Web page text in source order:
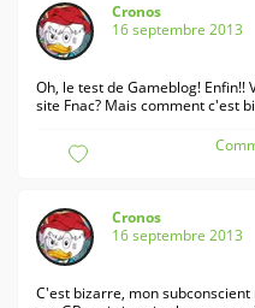
Cronos
16 septembre 2013
Oh, le test de Gameblog!
site Fnac? Mais comment c'est
Cronos
16 septembre 2013
C'est bizarre, mon